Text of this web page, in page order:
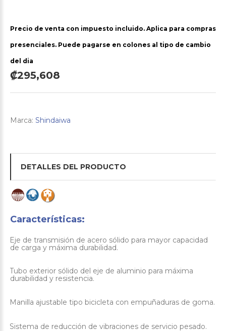
Precio de venta con impuesto incluido. Aplica para compras
presenciales. Puede pagarse en colones al tipo de cambio
del dia
₡295,608
Marca: Shindaiwa
DETALLES DEL PRODUCTO
Características:
Eje de transmisión de acero sólido para mayor capacidad
de carga y máxima durabilidad.
Tubo exterior sólido del eje de aluminio para máxima
durabilidad y resistencia.
Manilla ajustable tipo bicicleta con empuñaduras de goma.
Sistema de reducción de vibraciones de servicio pesado.